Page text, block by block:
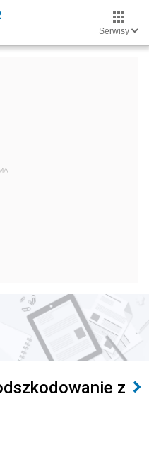
Serwisy
z